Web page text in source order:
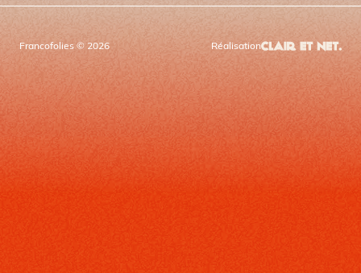
Francofolies © 2026 Réalisation